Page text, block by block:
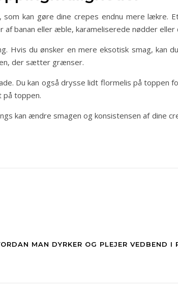
kan gøre dine crepes endnu mere lækre.
banan eller æble, karameliserede nødder eller
Hvis du ønsker en mere eksotisk smag, kan
der sætter grænser.
Du kan også drysse lidt flormelis på toppen
på toppen.
kan ændre smagen og konsistensen af dine
MAN DYRKER OG PLEJER VEDBEND I